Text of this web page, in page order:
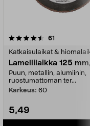
61
Katkaisulaikat &
Lamellilaikka 125
Puun, metallin, alumiinin,
ruostumattoman ter...
Karkeus: 60
5,49
5.0 viidestä